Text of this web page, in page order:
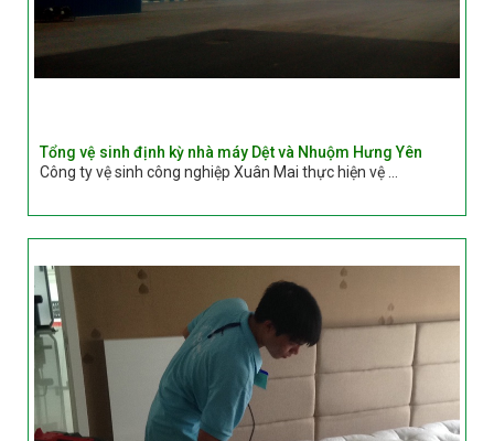
Tổng vệ sinh định kỳ nhà máy Dệt và Nhuộm Hưng Yên
Công ty vệ sinh công nghiệp Xuân Mai thực hiện vệ ...